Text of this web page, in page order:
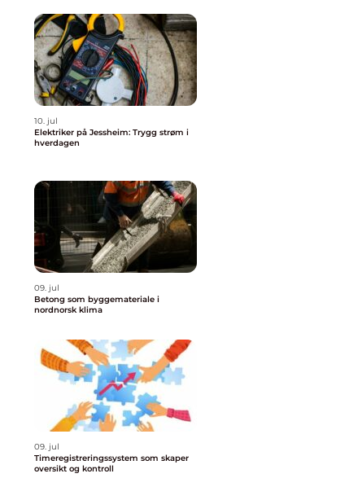
10. jul
Elektriker på Jessheim: Trygg strøm i
hverdagen
09. jul
Betong som byggemateriale i
nordnorsk klima
09. jul
Timeregistreringssystem som skaper
oversikt og kontroll